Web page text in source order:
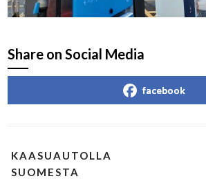
Share on Social Media
facebook
KAASUAUTOLLA
SUOMESTA